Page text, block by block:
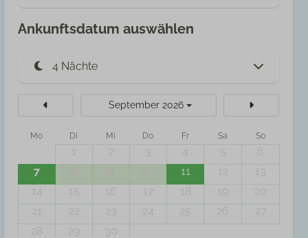
Ankunftsdatum auswählen
September 2026
Mo Di Mi Do Fr Sa So
1 2 3 4 5
6
7
11 12
13
14
15 16 17 18 19
20
21
22 23 24 25 26
27
28
29 30